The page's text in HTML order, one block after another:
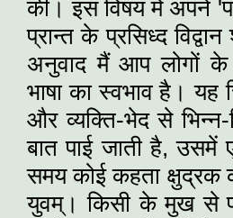
की। इस विषय में अपने
प्रान्त के प्रसिध्द
अनुवाद मैं आप लोगों के
भाषा का स्वभाव है।
और व्यक्ति-भेद से
बात पाई जाती है, उसमें
समय कोई कहता क्षुद्रक
युवम्। किसी के मुख से